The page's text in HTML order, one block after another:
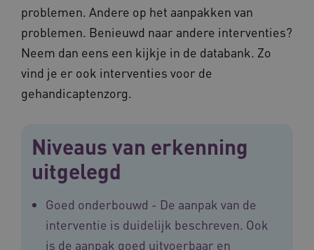
problemen. Andere op het aanpakken van
problemen. Benieuwd naar andere interventies?
Neem dan eens een kijkje in de databank. Zo
vind je er ook interventies voor de
gehandicaptenzorg.
Niveaus van erkenning
uitgelegd
Goed onderbouwd - De aanpak van de
interventie is duidelijk beschreven. Ook
is de aanpak goed uitvoerbaar en